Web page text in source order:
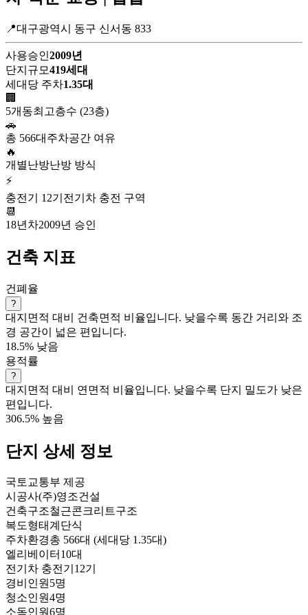
📍대구광역시 동구 신서동 833
사용승인2009년
단지규모419세대
세대당 주차1.35대
🏢
5개동최고층수 (23층)
🚗
총 566대 주차공간 여유
🔥
개별난방난방 방식
⚡
충전기 12기 전기차 충전 구역
📆
18년차2009년 승인
건축 지표
건폐율
?
대지면적 대비 건축면적 비율입니다. 낮을수록 동간 거리와 조
경 공간이 넓은 편입니다.
18.5% 낮음
용적률
?
대지면적 대비 연면적 비율입니다. 낮을수록 단지 밀도가 낮은
편입니다.
306.5% 높음
단지 상세 정보
국토교통부 제공
시공사(주)영조건설
건축구조철근콘크리트구조
복도형태계단식
주차환경총 566대 (세대당 1.35대)
엘리베이터 10대
전기차 충전기 12기
경비인원5명
청소인원4명
소독인원6명